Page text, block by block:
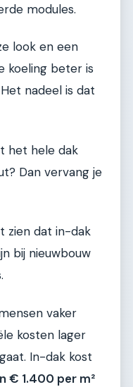
modules.
look en een
koeling beter is
nadeel is dat
het hele dak
Dan vervang je
zien dat in-dak
bij nieuwbouw
vaker
kosten lager
In-dak kost
€ 1.400 per m²